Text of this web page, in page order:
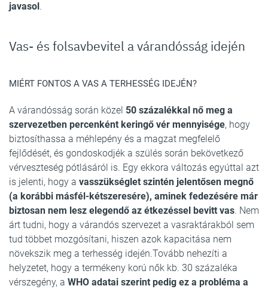
javasol.
Vas- és folsavbevitel a várandósság idején
MIÉRT FONTOS A VAS A TERHESSÉG IDEJÉN?
A várandósság során közel 50 százalékkal nő meg a
szervezetben percenként keringő vér mennyisége, hogy
biztosíthassa a méhlepény és a magzat megfelelő
fejlődését, és gondoskodjék a szülés során bekövetkező
vérveszteség pótlásáról is. Egy ekkora változás egyúttal azt
is jelenti, hogy a vasszükséglet szintén jelentősen megnő
(a korábbi másfél-kétszeresére), aminek fedezésére már
biztosan nem lesz elegendő az étkezéssel bevitt vas. Nem
árt tudni, hogy a várandós szervezet a vasraktárakból sem
tud többet mozgósítani, hiszen azok kapacitása nem
növekszik meg a terhesség idején.Tovább nehezíti a
helyzetet, hogy a termékeny korú nők kb. 30 százaléka
vérszegény, a WHO adatai szerint pedig ez a probléma a